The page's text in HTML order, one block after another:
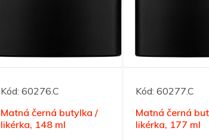
Kód:60276.C
Matná černá butylka /
likérka, 148 ml
Kód:60277.C
Matná černá
likérka, 177 ml